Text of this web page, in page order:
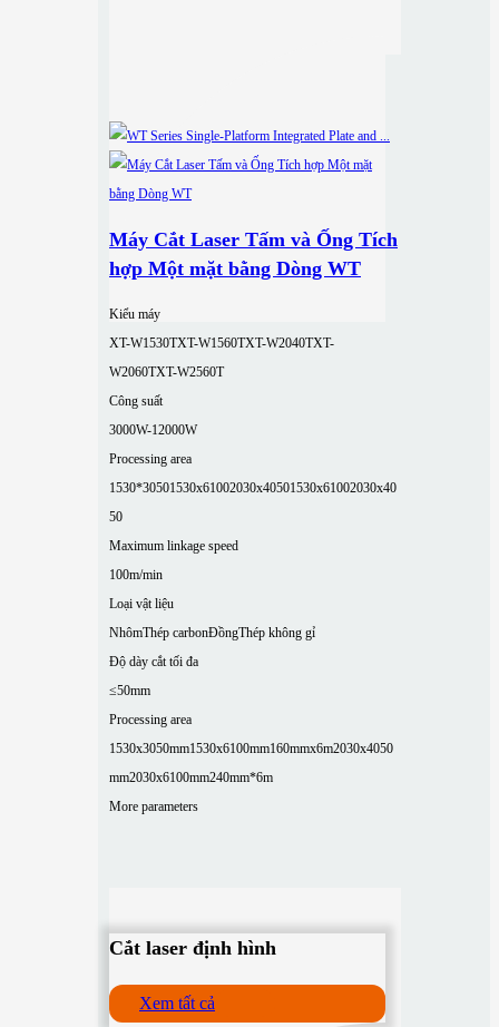
Máy Cắt Laser Tấm và Ống Tích
hợp Một mặt bằng Dòng WT
Kiểu máy
XT-W1530TXT-W1560TXT-W2040TXT-
W2060TXT-W2560T
Công suất
3000W-12000W
Processing area
1530*30501530x61002030x40501530x61002030x40
50
Maximum linkage speed
100m/min
Loại vật liệu
NhômThép carbonĐồngThép không gỉ
Độ dày cắt tối đa
≤50mm
Processing area
1530x3050mm1530x6100mm160mmx6m2030x4050
mm2030x6100mm240mm*6m
More parameters
Cắt laser định hình
Xem tất cả